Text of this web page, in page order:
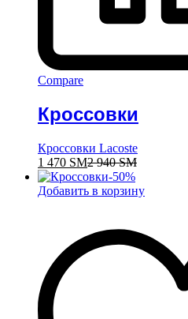
Compare
Кроссовки
Кроссовки Lacoste
1 470 ЅМ2 940ЅМ
-50%
Добавить в корзину